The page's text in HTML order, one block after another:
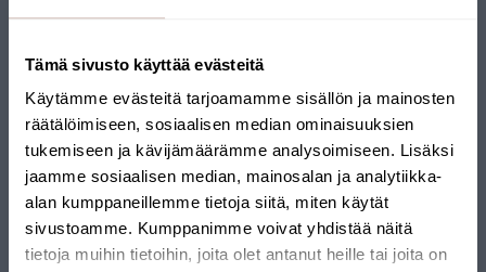
Tämä sivusto käyttää evästeitä
Käytämme evästeitä tarjoamamme sisällön ja mainosten
räätälöimiseen, sosiaalisen median ominaisuuksien
tukemiseen ja kävijämäärämme analysoimiseen. Lisäksi
jaamme sosiaalisen median, mainosalan ja analytiikka-
alan kumppaneillemme tietoja siitä, miten käytät
sivustoamme. Kumppanimme voivat yhdistää näitä
tietoja muihin tietoihin, joita olet antanut heille tai joita on